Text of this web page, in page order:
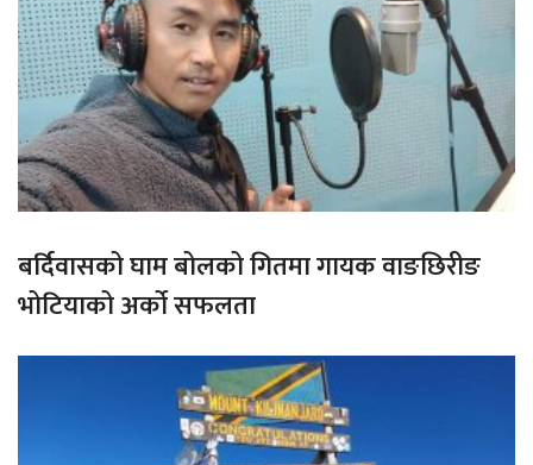
बर्दिवासको घाम बोलको गितमा गायक वाङछिरीङ
भोटियाको अर्को सफलता